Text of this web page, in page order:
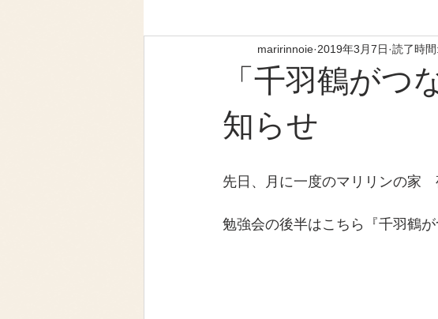
「千羽鶴がつ
知らせ
maririnnoie 2019年3月7日 読了時
先日、月に一度のマリリンの家
勉強会の後半はこちら『千羽鶴